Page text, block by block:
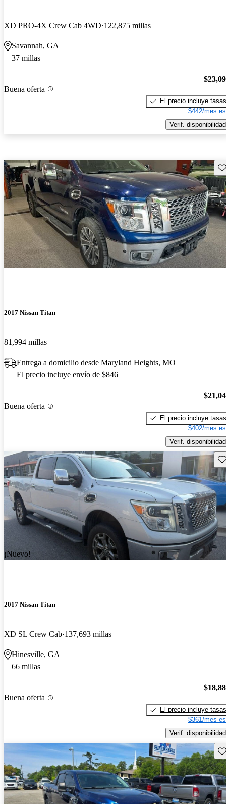
XD PRO-4X Crew Cab 4WD 122,875 millas
Savannah, GA
37 millas
Buena oferta
El precio incluye tasas
$442/mes
Verif. disponibilidad
2017 Nissan Titan
81,994 millas
Entrega a domicilio desde Maryland Heights, MO
El precio incluye envío de $846
Buena oferta
El precio incluye tasas
$402/mes
Verif. disponibilidad
¡Nuevo!
2017 Nissan Titan
XD SL Crew Cab 137,693 millas
Hinesville, GA
66 millas
Buena oferta
El precio incluye tasas
$361/mes
Verif. disponibilidad